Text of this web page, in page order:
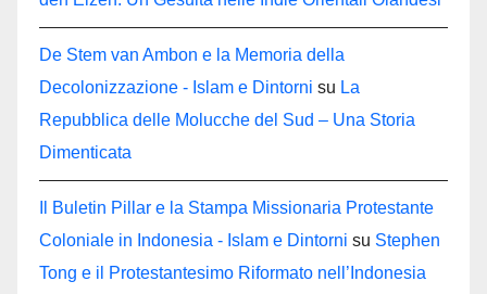
De Stem van Ambon e la Memoria della
Decolonizzazione - Islam e Dintorni su La
Repubblica delle Molucche del Sud – Una Storia
Dimenticata
Il Buletin Pillar e la Stampa Missionaria Protestante
Coloniale in Indonesia - Islam e Dintorni su Stephen
Tong e il Protestantesimo Riformato nell’Indonesia